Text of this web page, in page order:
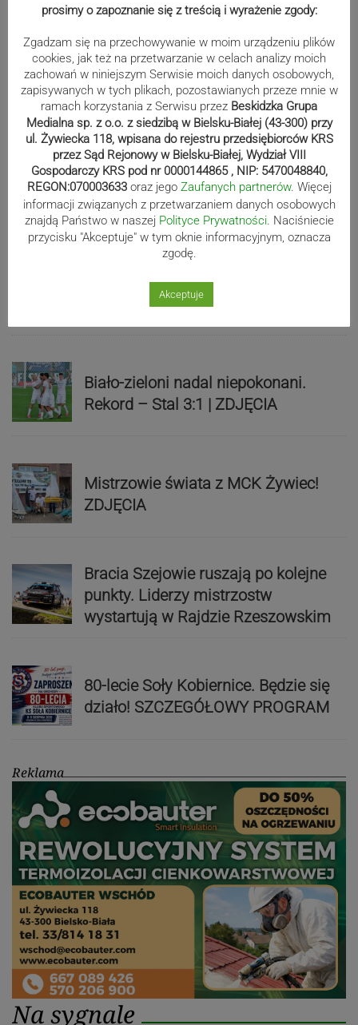
Sport
remis. Podbeskidzie – Lechia 2:2 |
Biało-zieloni nadal niepokonani.
Rekord – Stal 3:1 | ZDJĘCIA
Mistrzowie świata z MCK Żywiec!
ZDJĘCIA
Bracia Szejowie ruszają po kolejne
punkty. Liderzy mistrzostw
wystartują w Rajdzie Rzeszowskim
80-lecie Soły Kobiernice. Będzie się
działo! SZCZEGÓŁOWY PROGRAM
Reklama
Na sygnale
prosimy o zapoznanie się z treścią i wyrażenie zgody:
Zgadzam się na przechowywanie w moim urządzeniu plików
cookies, jak też na przetwarzanie w celach analizy moich
zachowań w niniejszym Serwisie moich danych osobowych,
zapisywanych w tych plikach, pozostawianych przeze mnie w
ramach korzystania z Serwisu przez Beskidzka Grupa
Medialna sp. z o.o. z siedzibą w Bielsku-Białej (43-300) przy
ul. Żywiecka 118, wpisana do rejestru przedsiębiorców KRS
przez Sąd Rejonowy w Bielsku-Białej, Wydział VIII
Gospodarczy KRS pod nr 0000144865 , NIP: 5470048840,
REGON:070003633 oraz jego Zaufanych partnerów. Więcej
informacji związanych z przetwarzaniem danych osobowych
znajdą Państwo w naszej Polityce Prywatności. Naciśniecie
przycisku "Akceptuje" w tym oknie informacyjnym, oznacza
zgodę.
Akceptuje